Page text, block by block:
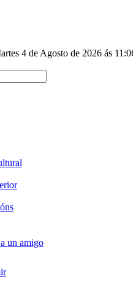
4 de Agosto de 2026 ás
un amigo